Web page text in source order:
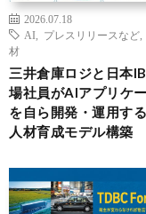
2026.07.18
AI
プレスリリースなど
材
三井倉庫ロジと日本
場社員がAIアプリケ
を自ら開発・運用す
人材育成モデル構築